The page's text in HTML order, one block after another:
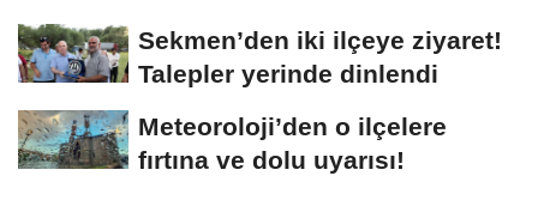
Sekmen’den iki ilçeye ziyaret!
Talepler yerinde dinlendi
Meteoroloji’den o ilçelere
fırtına ve dolu uyarısı!